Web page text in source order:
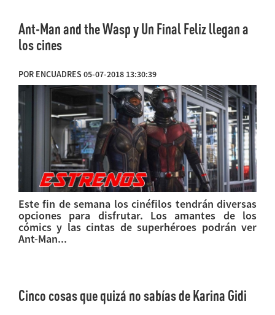
Ant-Man and the Wasp y Un Final Feliz llegan a
los cines
POR ENCUADRES 05-07-2018 13:30:39
Este fin de semana los cinéfilos tendrán diversas
opciones para disfrutar. Los amantes de los
cómics y las cintas de superhéroes podrán ver
Ant-Man...
Cinco cosas que quizá no sabías de Karina Gidi